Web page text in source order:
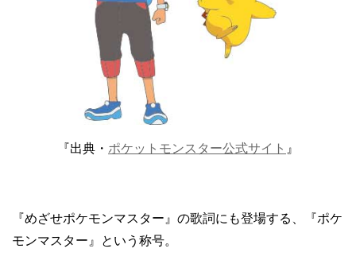
『出典・ ポケットモンスター公式サイト 』
『めざせポケモンマスター』の歌詞にも登場する、『ポケ
モンマスター』という称号。